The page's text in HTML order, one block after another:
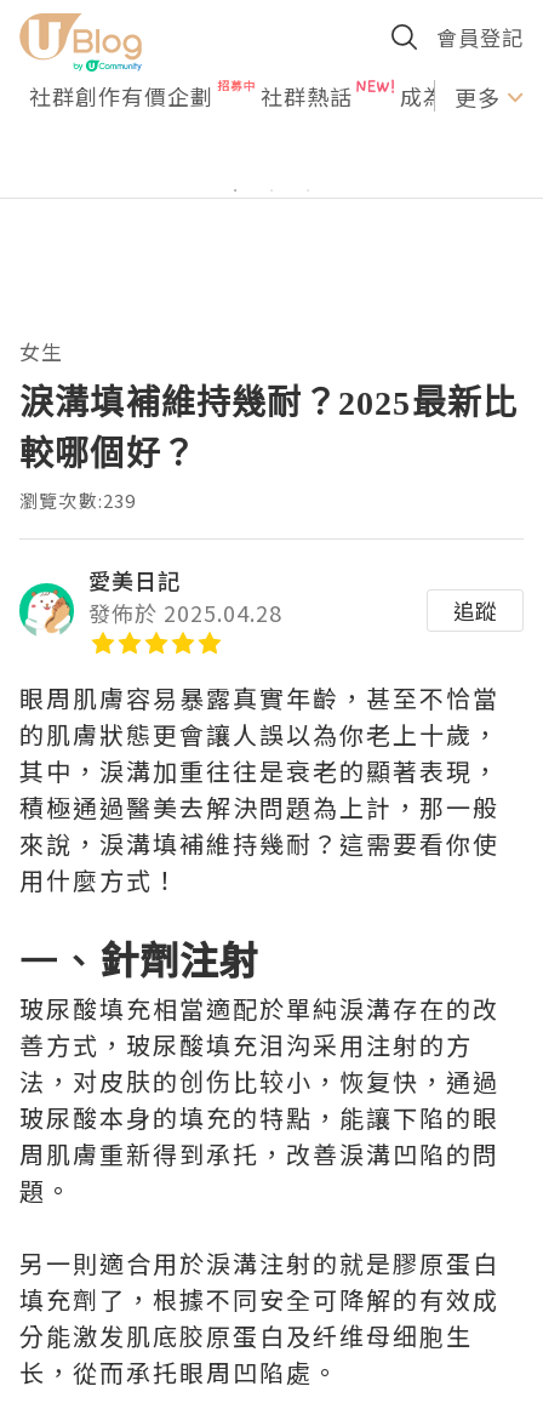
會員登記
社群創作有價企劃 社群熱話 成為U更多
女生
淚溝填補維持幾耐？2025最新比
較哪個好？
瀏覽次數:239
愛美日記
發佈於 2025.04.28
追蹤
眼周肌膚容易暴露真實年齡，甚至不恰當
的肌膚狀態更會讓人誤以為你老上十歲，
其中，淚溝加重往往是衰老的顯著表現，
積極通過醫美去解決問題為上計，那一般
來說，淚溝填補維持幾耐？這需要看你使
用什麼方式！
一、 針劑注射
玻尿酸填充相當適配於單純淚溝存在的改
善方式，玻尿酸填充泪沟采用注射的方
法，对皮肤的创伤比较小，恢复快，通過
玻尿酸本身的填充的特點，能讓下陷的眼
周肌膚重新得到承托，改善淚溝凹陷的問
題。
另一則適合用於淚溝注射的就是膠原蛋白
填充劑了，根據不同安全可降解的有效成
分能激发肌底胶原蛋白及纤维母细胞生
长，從而承托眼周凹陷處。